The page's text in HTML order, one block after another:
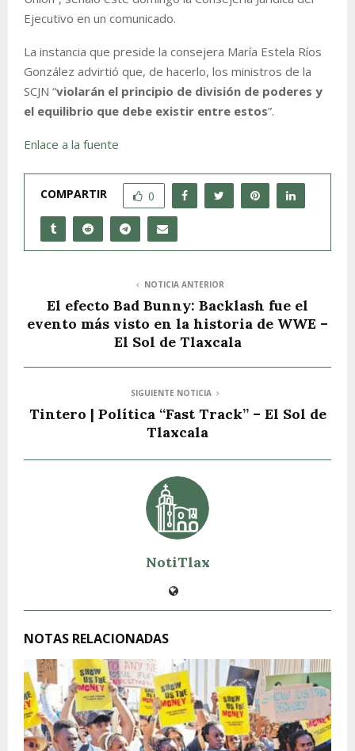
Ejecutivo en un comunicado.
La instancia que preside la consejera María Estela Ríos
González advirtió que, de hacerlo, los ministros de la
SCJN “violarán el principio de división de poderes y
el equilibrio que debe existir entre estos”.
Enlace a la fuente
COMPARTIR 0
NOTICIA ANTERIOR
El efecto Bad Bunny: Backlash fue el
evento más visto en la historia de WWE –
El Sol de Tlaxcala
SIGUIENTE NOTICIA
Tintero | Política “Fast Track” – El Sol de
Tlaxcala
NotiTlax
NOTAS RELACIONADAS